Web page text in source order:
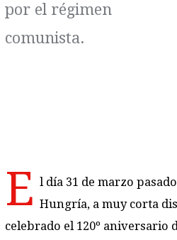
por el régimen
comunista.
E l día 31 de marzo
Hungría, a muy corta
celebrado el 120º aniversario